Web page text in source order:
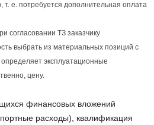
т. е. потребуется дополнительная оплата
согласовании ТЗ заказчику
выбрать из материальных позиций с
эксплуатационные
цену.
финансовых вложений
расходы), квалификация